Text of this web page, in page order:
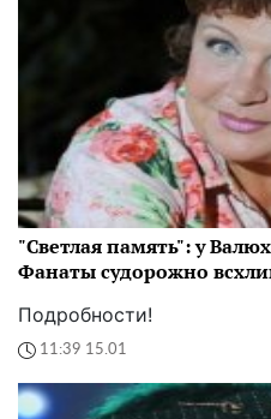
"Светлая память": у
Фанаты судорожно
Подробности!
11:39 15.01